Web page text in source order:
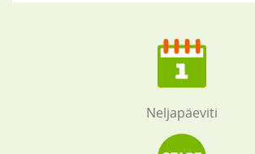
Neljapäeviti